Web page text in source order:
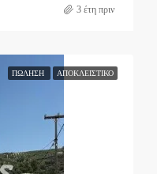
3 έτη πριν
ΠΏΛΗΣΗ ΑΠΟΚΛΕΙΣΤΙΚΌ